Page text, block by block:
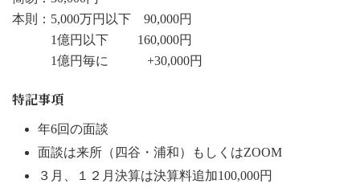
本則：5,000万円以下 90,000円
1億円以下 160,000円
1億円毎に +30,000円
特記事項
年6回の面談
面談は来所（四谷・浦和）もしくはZOOM
３月、１２月決算は決算料追加100,000円